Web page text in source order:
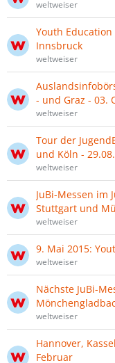
weltweiser
Youth
Innsbruck
weltweiser
- und Graz - 03.
weltweiser
Tour der
und Köln -
weltweiser
JuBi-Messen im
Stuttgart und
weltweiser
9. Mai 2015:
weltweiser
Nächste JuBi-
weltweiser
Hannover,
Februar